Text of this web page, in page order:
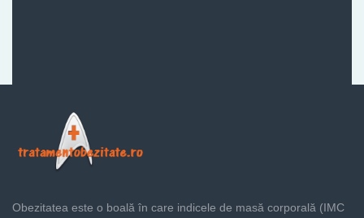
Obezitatea este o boală în care indicele de masă corporală (IMC